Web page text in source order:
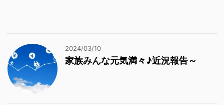
2024/03/10
家族みんな元気満々♪近況報告～